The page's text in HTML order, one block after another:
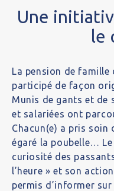
Une
le
La pension de
participé de façon
Munis de gants et de
et salariées ont
Chacun(e) a pris soin
égaré la poubelle…
curiosité des
l’heure » et son
permis d’informer